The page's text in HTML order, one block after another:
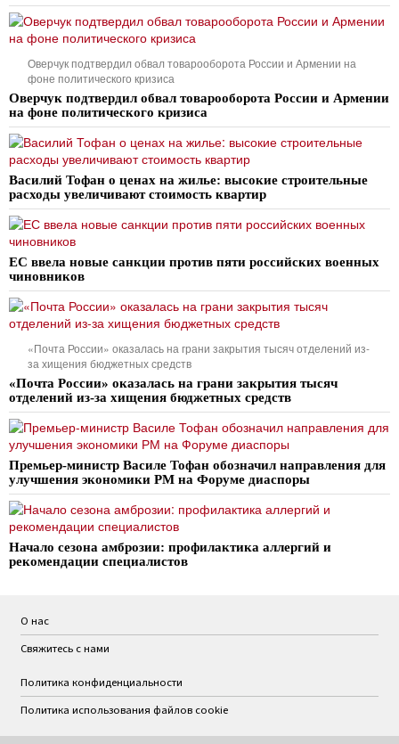
Оверчук подтвердил обвал товарооборота России и Армении на
фоне политического кризиса
Оверчук подтвердил обвал товарооборота России и Армении
на фоне политического кризиса
Василий Тофан о ценах на жилье: высокие строительные
расходы увеличивают стоимость квартир
ЕС ввела новые санкции против пяти российских военных
чиновников
«Почта России» оказалась на грани закрытия тысяч отделений из-
за хищения бюджетных средств
«Почта России» оказалась на грани закрытия тысяч
отделений из-за хищения бюджетных средств
Премьер-министр Василе Тофан обозначил направления для
улучшения экономики РМ на Форуме диаспоры
Начало сезона амброзии: профилактика аллергий и
рекомендации специалистов
О нас
Свяжитесь с нами
Политика конфиденциальности
Политика использования файлов cookie